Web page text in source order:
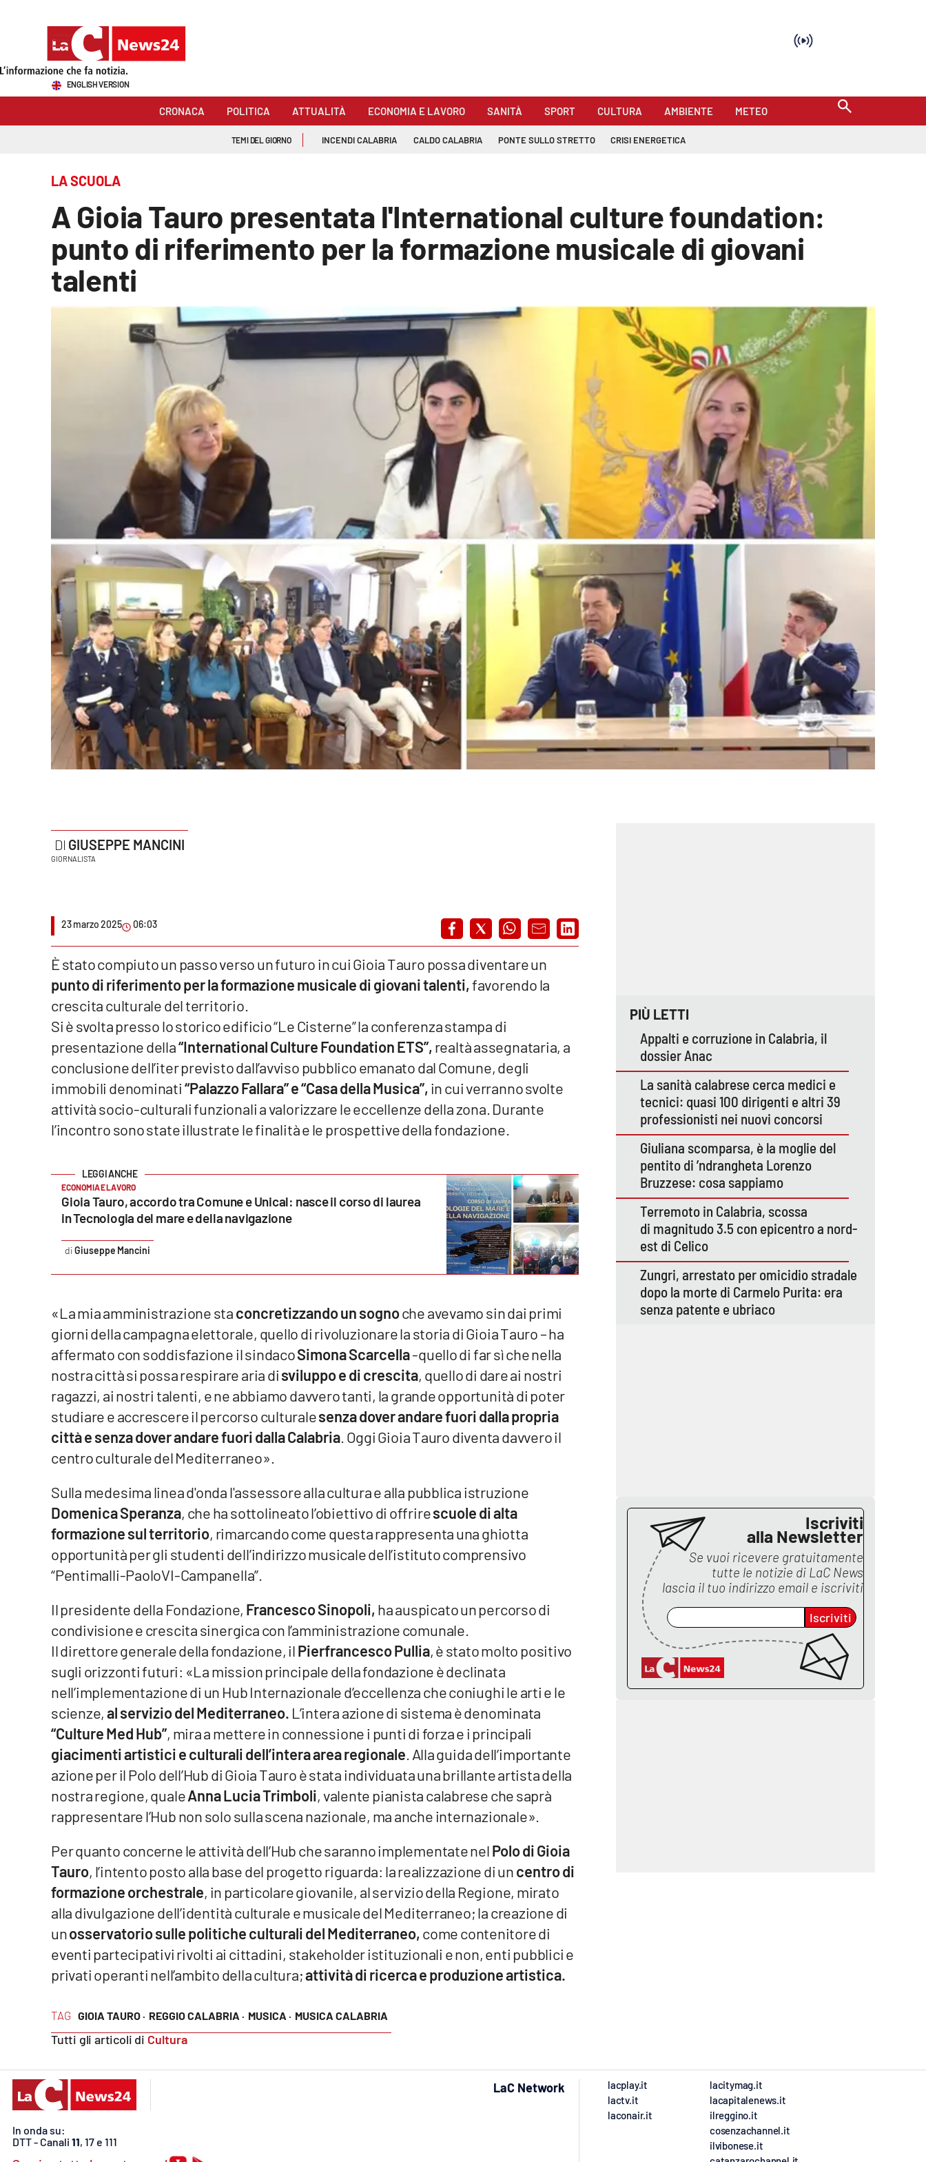
Sezioni
Economia e lavoro
Italia Mondo
Economia e Lavoro
Rubriche
Leggendo Alvaro insieme
Le perfidie di Antonella Grippo
Streaming
LaC Network
Lamezia Terme
Calabriavisione
Destinazioni
Lacitymag.it
Lacapitalenews.it
Cosenzachannel.it
Ilvibonese.it
Catanzarochannel.it
ENGLISH VERSION
CRONACA POLITICA ATTUALITÀ ECONOMIA E LAVORO SANITÀ SPORT CULTURA AMBIENTE METEO
TEMI DEL GIORNO INCENDI CALABRIA CALDO CALABRIA PONTE SULLO STRETTO CRISI ENERGETICA
LA SCUOLA
A Gioia Tauro presentata l'International culture foundation:
punto di riferimento per la formazione musicale di giovani
talenti
GIUSEPPE MANCINI
GIORNALISTA
23 marzo 2025 06:03
TAG GIOIA TAURO · REGGIO CALABRIA · MUSICA · MUSICA CALABRIA
Tutti gli articoli di Cultura
È stato compiuto un passo verso un futuro in cui Gioia Tauro possa diventare un
punto di riferimento per la formazione musicale di giovani talenti,favorendo la
crescita culturale del territorio.
Si è svolta presso lo storico edificio “Le Cisterne” la conferenza stampa di
presentazione della“International Culture Foundation ETS”,realtà assegnataria, a
conclusione dell’iter previsto dall’avviso pubblico emanato dal Comune, degli
immobili denominati“Palazzo Fallara” e “Casa della Musica”,in cui verranno svolte
attività socio-culturali funzionali a valorizzare le eccellenze della zona. Durante
l’incontro sono state illustrate le finalità e le prospettive della fondazione.
ECONOMIA E LAVORO
Gioia Tauro, accordo tra Comune e Unical: nasce il corso di laurea
in Tecnologia del mare e della navigazione
Giuseppe Mancini
«La mia amministrazione staconcretizzando un sognoche avevamo sin dai primi
giorni della campagna elettorale, quello di rivoluzionare la storia di Gioia Tauro – ha
affermato con soddisfazione il sindacoSimona Scarcella-quello di far sì che nella
nostra città si possa respirare aria disviluppo e di crescita, quello di dare ai nostri
ragazzi, ai nostri talenti, e ne abbiamo davvero tanti, la grande opportunità di poter
studiare e accrescere il percorso culturalesenza dover andare fuori dalla propria
città e senza dover andare fuori dalla Calabria . Oggi Gioia Tauro diventa davvero il
centro culturale del Mediterraneo».
Sulla medesima linea d'onda l'assessore alla cultura e alla pubblica istruzione
Domenica Speranza, che ha sottolineato l’obiettivo di offrirescuole di alta
formazione sul territorio, rimarcando come questa rappresenta una ghiotta
opportunità per gli studenti dell’indirizzo musicale dell’istituto comprensivo
“Pentimalli-PaoloVI-Campanella”.
Il presidente della Fondazione, Francesco Sinopoli,ha auspicato un percorso di
condivisione e crescita sinergica con l’amministrazione comunale.
Il direttore generale della fondazione, ilPierfrancesco Pullia, è stato molto positivo
sugli orizzonti futuri: «La mission principale della fondazione è declinata
nell’implementazione di un Hub Internazionale d’eccellenza che coniughi le arti e le
scienze,al servizio del Mediterraneo. L’intera azione di sistema è denominata
“Culture Med Hub”, mira a mettere in connessione i punti di forza e i principali
giacimenti artistici e culturali dell’intera area regionale . Alla guida dell’importante
azione per il Polo dell’Hub di Gioia Tauro è stata individuata una brillante artista della
nostra regione, qualeAnna Lucia Trimboli, valente pianista calabrese che saprà
rappresentare l’Hub non solo sulla scena nazionale, ma anche internazionale».
Per quanto concerne le attività dell’Hub che saranno implementate nelPolo di Gioia
Tauro, l’intento posto alla base del progetto riguarda: la realizzazione di uncentro di
formazione orchestrale, in particolare giovanile, al servizio della Regione, mirato
alla divulgazione dell’identità culturale e musicale del Mediterraneo; la creazione di
unosservatorio sulle politiche culturali del Mediterraneo,come contenitore di
eventi partecipativi rivolti ai cittadini, stakeholder istituzionali e non, enti pubblici e
privati operanti nell’ambito della cultura;attività di ricerca e produzione artistica.
PIÙ LETTI
Appalti e corruzione in Calabria, il
dossier Anac
La sanità calabrese cerca medici e
tecnici: quasi 100 dirigenti e altri 39
professionisti nei nuovi concorsi
Giuliana scomparsa, è la moglie del
pentito di ’ndrangheta Lorenzo
Bruzzese: cosa sappiamo
Terremoto in Calabria, scossa
di magnitudo 3.5 con epicentro a nord-
est di Celico
Zungri, arrestato per omicidio stradale
dopo la morte di Carmelo Purita: era
senza patente e ubriaco
Iscriviti
alla Newsletter
Se vuoi ricevere gratuitamente
tutte le notizie di LaC News
lascia il tuo indirizzo email e iscriviti
Iscriviti
In onda su:
DTT - Canali 11, 17 e 111
LaC Network
lacplay.it
lactv.it
laconair.it
lacitymag.it
lacapitalenews.it
ilreggino.it
cosenzachannel.it
ilvibonese.it